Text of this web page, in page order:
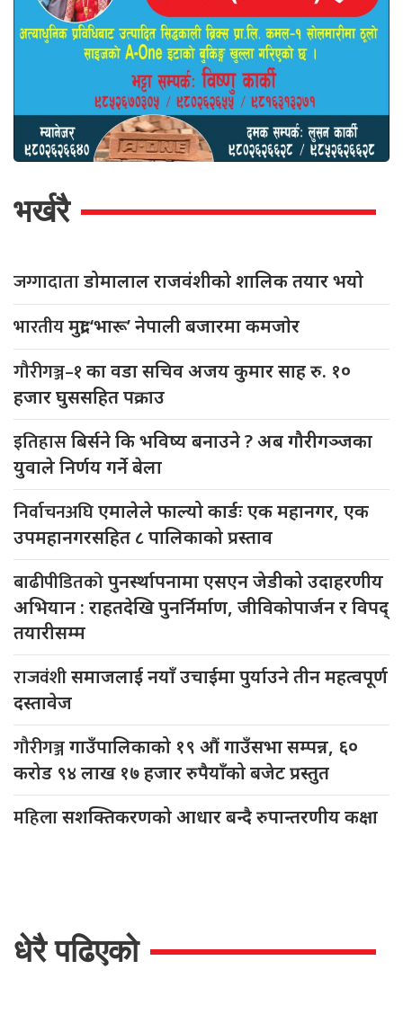
भर्खरै
जग्गादाताडोमालाल राजवंशीको शालिक तयार भयो
भारतीयमुद्रा ‘भारू’ नेपाली बजारमा कमजाेर
गौरीगञ्ज–१का वडा सचिव अजय कुमार साह रु. १०
हजार घुससहित पक्राउ
इतिहासबिर्सने कि भविष्य बनाउने ? अब गौरीगञ्जका
युवाले निर्णय गर्ने बेला
निर्वाचनअघिएमालेले फाल्यो कार्डः एक महानगर, एक
उपमहानगरसहित ८ पालिकाको प्रस्ताव
बाढीपीडितकोपुनर्स्थापनामा एसएन जेडीको उदाहरणीय
अभियान : राहतदेखि पुनर्निर्माण, जीविकोपार्जन र विपद्
तयारीसम्म
राजवंशीसमाजलाई नयाँ उचाईमा पुर्याउने तीन महत्वपूर्ण
दस्तावेज
गौरीगञ्जगाउँपालिकाको १९ औं गाउँसभा सम्पन्न, ६०
करोड ९४ लाख १७ हजार रुपैयाँको बजेट प्रस्तुत
महिलासशक्तिकरणको आधार बन्दै रुपान्तरणीय कक्षा
धेरै पढिएको